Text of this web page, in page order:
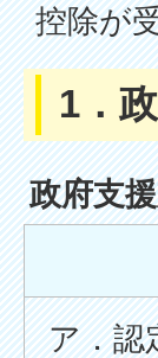
控除が
1．
政府支
ア．認